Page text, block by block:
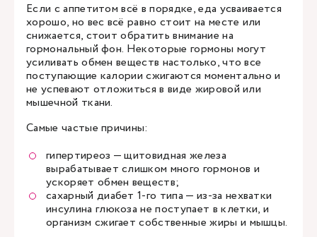
Если с аппетитом всё в порядке, еда усваивается
хорошо, но вес всё равно стоит на месте или
снижается, стоит обратить внимание на
гормональный фон. Некоторые гормоны могут
усиливать обмен веществ настолько, что все
поступающие калории сжигаются моментально и
не успевают отложиться в виде жировой или
мышечной ткани.
Самые частые причины:
гипертиреоз — щитовидная железа
вырабатывает слишком много гормонов и
ускоряет обмен веществ;
сахарный диабет 1-го типа — из-за нехватки
инсулина глюкоза не поступает в клетки, и
организм сжигает собственные жиры и мышцы.